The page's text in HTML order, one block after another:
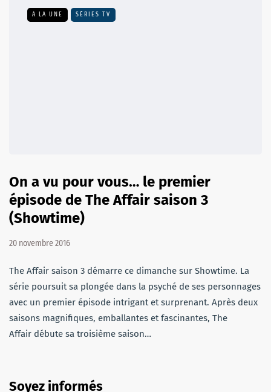
A LA UNE SÉRIES TV
On a vu pour vous… le premier
épisode de The Affair saison 3
(Showtime)
20 novembre 2016
The Affair saison 3 démarre ce dimanche sur Showtime. La
série poursuit sa plongée dans la psyché de ses personnages
avec un premier épisode intrigant et surprenant. Après deux
saisons magnifiques, emballantes et fascinantes, The
Affair débute sa troisième saison…
Soyez informés